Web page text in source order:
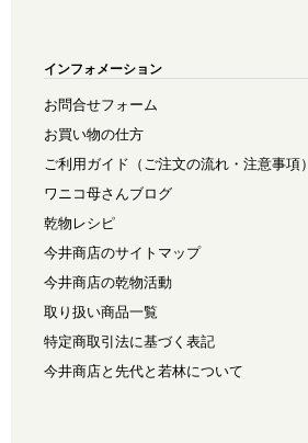
インフォメーション
お問合せフォーム
お買い物の仕方
ご利用ガイド（ご注文の流れ・注意事項）
ワニコ母さんブログ
乾物レシピ
今井商店のサイトマップ
今井商店の乾物活動
取り扱い商品一覧
特定商取引法に基づく表記
今井商店と先代と若林について